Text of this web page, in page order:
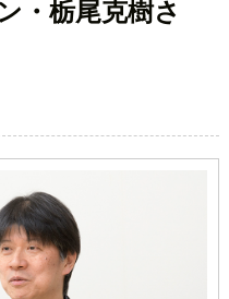
・栃尾克樹さ